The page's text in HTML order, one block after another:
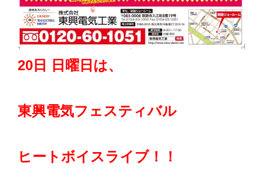
20日 日曜日は、
東興電気フェスティバル
ヒートボイスライブ！！